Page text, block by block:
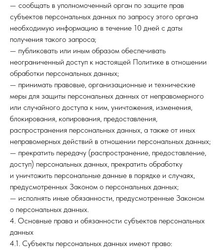
— сообщать в уполномоченный орган по защите прав
субъектов персональных данных по запросу этого органа
необходимую информацию в течение 10 дней с даты
получения такого запроса;
— публиковать или иным образом обеспечивать
неограниченный доступ к настоящей Политике в отношении
обработки персональных данных;
— принимать правовые, организационные и технические
меры для защиты персональных данных от неправомерного
или случайного доступа к ним, уничтожения, изменения,
блокирования, копирования, предоставления,
распространения персональных данных, а также от иных
неправомерных действий в отношении персональных данных;
— прекратить передачу (распространение, предоставление,
доступ) персональных данных, прекратить обработку
и уничтожить персональные данные в порядке и случаях,
предусмотренных Законом о персональных данных;
— исполнять иные обязанности, предусмотренные Законом
о персональных данных.
4. Основные права и обязанности субъектов персональных
данных
4.1. Субъекты персональных данных имеют право: